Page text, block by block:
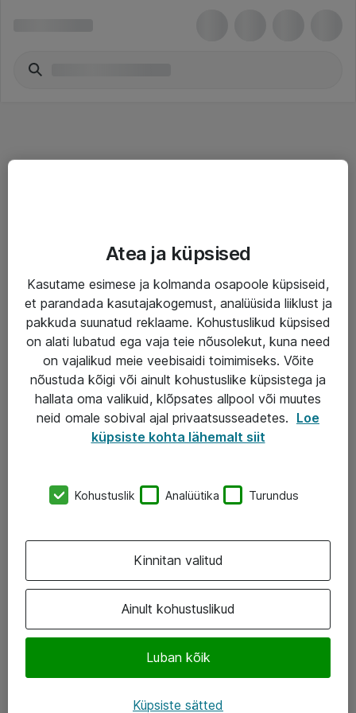
Haldusteenused
Garantii
Turva- ja nõrkvoolulahendused
AS ATEA
+372 659 3591
Järvevana tee 7b, 10112 Tallinn
Facebook
Atea ja küpsised
Kasutame esimese ja kolmanda osapoole küpsiseid,
et parandada kasutajakogemust, analüüsida liiklust ja
pakkuda suunatud reklaame. Kohustuslikud küpsised
on alati lubatud ega vaja teie nõusolekut, kuna need
on vajalikud meie veebisaidi toimimiseks. Võite
nõustuda kõigi või ainult kohustuslike küpsistega ja
hallata oma valikuid, klõpsates allpool või muutes
neid omale sobival ajal privaatsusseadetes. Loe
küpsiste kohta lähemalt siit
Kohustuslik Analüütika Turundus
Ainult kohustuslikud
Luban kõik
Kinnitan valitud
Küpsiste sätted